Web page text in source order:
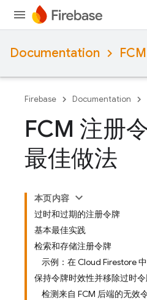
Documentation FCM
Firebase Documentation
FCM 注册
最佳做法
本页内容
过时和过期的注册令牌
基本最佳实践
检索和存储注册令牌
示例：在 Cloud Firestore
保持令牌时效性并移除过时
检测来自 FCM 后端的无效